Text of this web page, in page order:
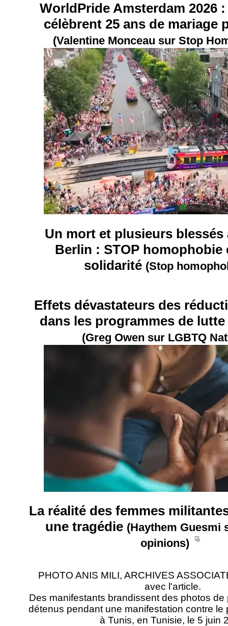
WorldPride Amsterdam 2026
célèbrent 25 ans de mariage
(Valentine Monceau sur Stop
Un mort et plusieurs blessés
Berlin : STOP homophobie
solidarité (Stop
Effets dévastateurs des
dans les programmes de
(Greg Owen sur LGBTQ
La réalité des femmes
une tragédie (Haythem Guesmi
opinions) __
PHOTO ANIS MILI, ARCHIVES
avec l'article.
Des manifestants brandissent des photos de
détenus pendant une manifestation contre le
à Tunis, en Tunisie, le 5 juin